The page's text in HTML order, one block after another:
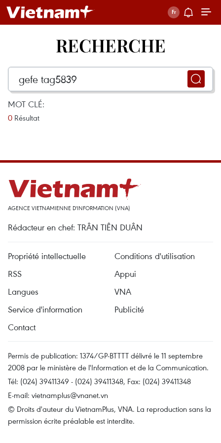
RECHERCHE
MOT CLÉ:
0 Résultat
AGENCE VIETNAMIENNE D'INFORMATION (VNA)
Rédacteur en chef: TRÂN TIÊN DUÂN
Propriété intellectuelle
Conditions d'utilisation
RSS
Appui
Langues
VNA
Service d'information
Publicité
Contact
Permis de publication: 1374/GP-BTTTT délivré le 11 septembre
2008 par le ministère de l'Information et de la Communication.
Tél: (024) 39411349 - (024) 39411348, Fax: (024) 39411348
E-mail: vietnamplus@vnanet.vn
© Droits d'auteur du VietnamPlus, VNA. La reproduction sans la
permission écrite préalable est interdite.